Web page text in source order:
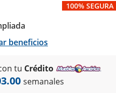
100% SEGURA
beneficios
tu Crédito
semanales